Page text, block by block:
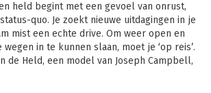
held begint met een gevoel van onrust,
quo. Je zoekt nieuwe uitdagingen in je
mist een echte drive. Om weer open en
in te kunnen slaan, moet je ‘op reis’.
de Held, een model van Joseph Campbell,